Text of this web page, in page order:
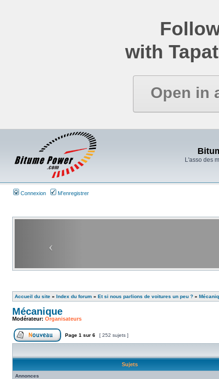
with
Open in
L'asso des
Connexion M’enregistrer
Accueil du site » Index du forum » Et si nous parlions de voitures un peu ? »
Mécanique
Modérateur: Organisateurs
Page 1 sur 6 [ 252 sujets ]
Sujets
Annonces